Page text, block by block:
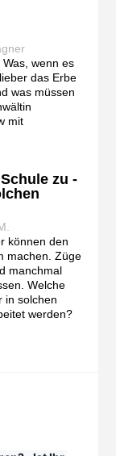
wenn es
das Erbe
was müssen
mit
zu -
können den
machen. Züge
manchmal
Welche
in solchen
werden?